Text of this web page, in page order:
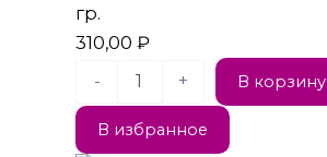
гр.
310,00₽
-
+ В корзину
В избранное